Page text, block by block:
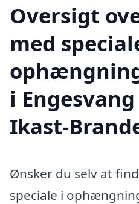
Oversigt
med
i
Ikast-
Ønsker du selv at
speciale i